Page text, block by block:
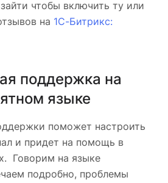
чтобы включить ту или
на 1С-Битрикс:
поддержка на
языке
поможет настроить
и придет на помощь в
Говорим на языке
подробно, проблемы